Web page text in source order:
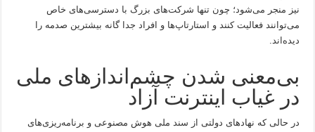
نیز منجر می‌شود؛ چون تنها شرکت‌های بزرگ با دسترسی‌های خاص
می‌توانند فعالیت کنند و استارتاپ‌ها و افراد جدا گانه بیشترین صدمه را
دیده‌اند.
بی‌معنی شدن چشم‌اندازهای ملی
در غیاب اینترنت آزاد
در حالی که نهادهای دولتی از سند ملی هوش مصنوعی و برنامه‌ریزی‌های